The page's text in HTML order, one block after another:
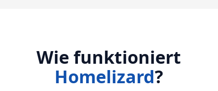
Wie funktioniert
Homelizard?